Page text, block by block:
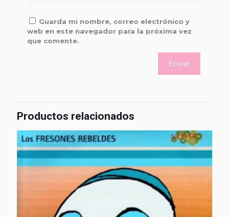
Guarda mi nombre, correo electrónico y
web en este navegador para la próxima vez
que comente.
Productos relacionados